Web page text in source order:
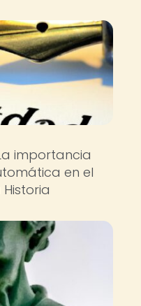
importancia
en el